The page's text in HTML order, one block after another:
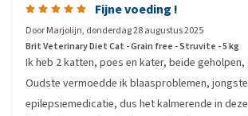
Fijne voeding !
DoorMarjolijn, donderdag 28 augustus 2025
Brit Veterinary Diet Cat - Grain free - Struvite - 5 kg
Ik heb 2 katten, poes en kater, beide geholpen,
Oudste vermoedde ik blaasproblemen,
epilepsiemedicatie, dus het kalmerende in